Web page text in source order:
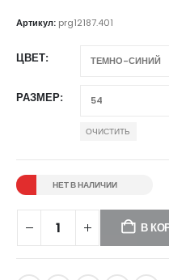
Артикул: prg12187.401
ЦВЕТ
РАЗМЕР
ОЧИСТИТЬ
НЕТ В НАЛИЧИИ
В